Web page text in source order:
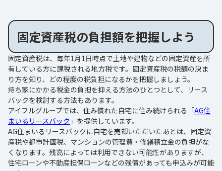
固定資産税の負担額を把握しよう
固定資産税は、毎年1月1日時点で土地や建物などの固定資産を所
有している方に課税される地方税です。固定資産税の税額の決ま
り方を知り、どの程度の税負担になるかを把握しましょう。
持ち家にかかる税金の負担を抑える方法のひとつとして、リース
バックを検討する方法もあります。
アイフルグループでは、住み慣れた自宅に住み続けられる「AG住
まいるリースバック 」を提供しています。
AG住まいるリースバックに自宅を売却いただいたあとは、固定資
産税や都市計画税、マンションの管理費・修繕積立金の負担がな
くなります。残高によっては利用できない可能性がありますが、
住宅ローンや不動産担保ローンなどの残債があっても申込みが可能